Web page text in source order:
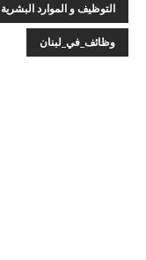
التوظيف و الموارد البشرية
وظائف_في_لبنان